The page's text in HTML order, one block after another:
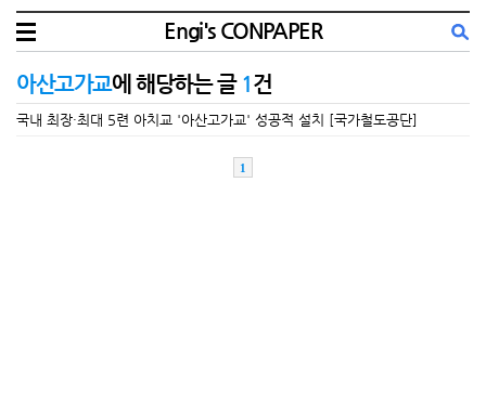
Engi's CONPAPER
아산고가교에 해당하는 글 1건
국내 최장·최대 5련 아치교 '아산고가교' 성공적 설치 [국가철도공단]
1